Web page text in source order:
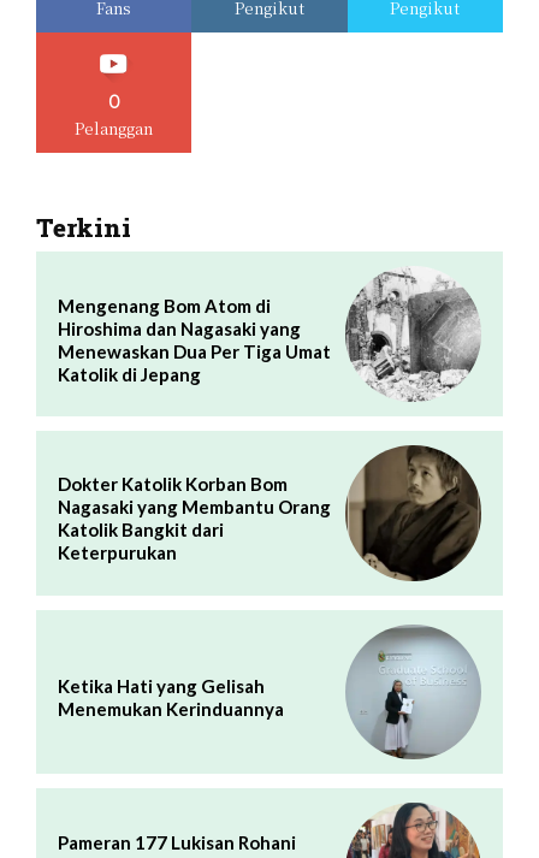
Fans Pengikut Pengikut
0
Pelanggan
Terkini
Mengenang Bom Atom di
Hiroshima dan Nagasaki yang
Menewaskan Dua Per Tiga Umat
Katolik di Jepang
Dokter Katolik Korban Bom
Nagasaki yang Membantu Orang
Katolik Bangkit dari
Keterpurukan
Ketika Hati yang Gelisah
Menemukan Kerinduannya
Pameran 177 Lukisan Rohani